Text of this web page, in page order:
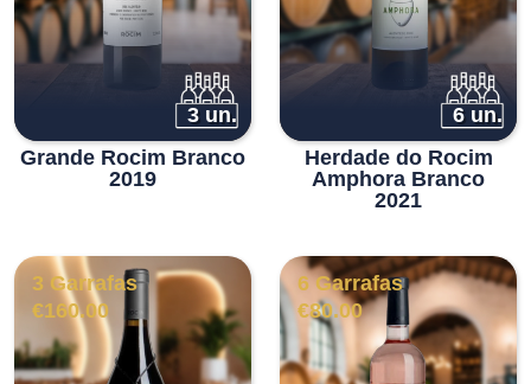
3 un.
Grande Rocim Branco
2019
6 un.
Herdade do Rocim
Amphora Branco
2021
3 Garrafas
€160.00
6 Garrafas
€80.00